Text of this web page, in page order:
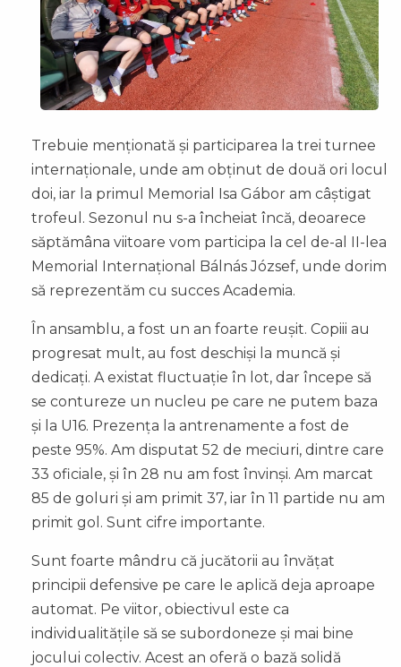
Trebuie menționată și participarea la trei turnee
internaționale, unde am obținut de două ori locul
doi, iar la primul Memorial Isa Gábor am câștigat
trofeul. Sezonul nu s-a încheiat încă, deoarece
săptămâna viitoare vom participa la cel de-al II-lea
Memorial Internațional Bálnás József, unde dorim
să reprezentăm cu succes Academia.
În ansamblu, a fost un an foarte reușit. Copiii au
progresat mult, au fost deschiși la muncă și
dedicați. A existat fluctuație în lot, dar începe să
se contureze un nucleu pe care ne putem baza
și la U16. Prezența la antrenamente a fost de
peste 95%. Am disputat 52 de meciuri, dintre care
33 oficiale, și în 28 nu am fost învinși. Am marcat
85 de goluri și am primit 37, iar în 11 partide nu am
primit gol. Sunt cifre importante.
Sunt foarte mândru că jucătorii au învățat
principii defensive pe care le aplică deja aproape
automat. Pe viitor, obiectivul este ca
individualitățile să se subordoneze și mai bine
jocului colectiv. Acest an oferă o bază solidă